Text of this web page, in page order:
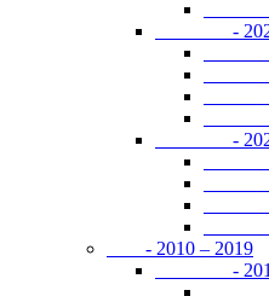
-
-
-
-
-
-
-
-
-
-
-
- 2010 – 2019
-
-